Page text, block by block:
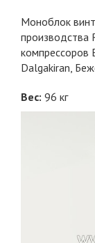
Моноблок
производства
компрессоров
Dalgakiran,
Вес: 96 кг